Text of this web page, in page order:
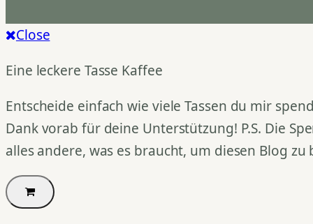
Close
Eine leckere Tasse Kaffee
Entscheide einfach wie viele Tassen du mir
Dank vorab für deine Unterstützung! P.S. Die
alles andere, was es braucht, um diesen Blog zu